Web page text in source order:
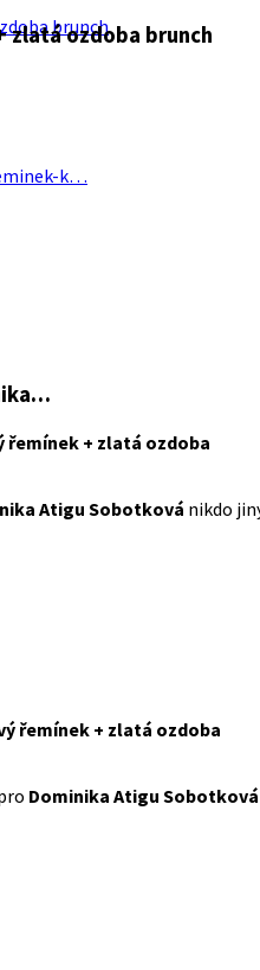
zlatá ozdoba brunch
k…
řemínek + zlatá ozdoba
Atigu Sobotková nikdo
řemínek + zlatá ozdoba
Dominika Atigu Sobotková